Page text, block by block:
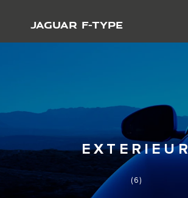
JAGUAR F-TYPE
EXTERIEUR
(6)